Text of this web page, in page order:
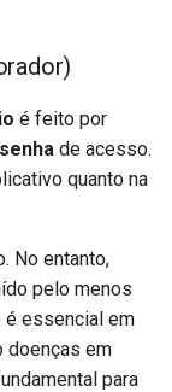
é feito por
senha de acesso.
quanto na
No entanto,
pelo menos
é essencial em
doenças em
para